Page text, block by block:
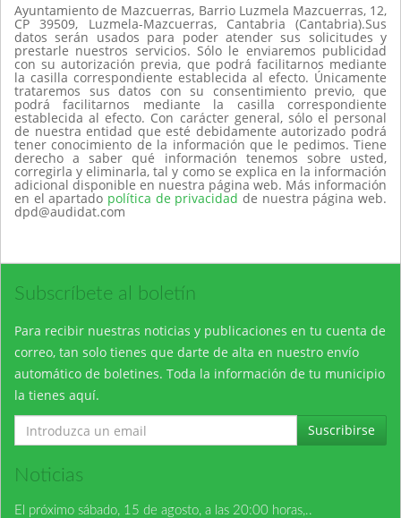
Ayuntamiento de Mazcuerras, Barrio Luzmela Mazcuerras, 12,
CP 39509, Luzmela-Mazcuerras, Cantabria (Cantabria).Sus
datos serán usados para poder atender sus solicitudes y
prestarle nuestros servicios. Sólo le enviaremos publicidad
con su autorización previa, que podrá facilitarnos mediante
la casilla correspondiente establecida al efecto. Únicamente
trataremos sus datos con su consentimiento previo, que
podrá facilitarnos mediante la casilla correspondiente
establecida al efecto. Con carácter general, sólo el personal
de nuestra entidad que esté debidamente autorizado podrá
tener conocimiento de la información que le pedimos. Tiene
derecho a saber qué información tenemos sobre usted,
corregirla y eliminarla, tal y como se explica en la información
adicional disponible en nuestra página web. Más información
en el apartado política de privacidad de nuestra página web.
dpd@audidat.com
Subscríbete al boletín
Para recibir nuestras noticias y publicaciones en tu cuenta de
correo, tan solo tienes que darte de alta en nuestro envío
automático de boletines. Toda la información de tu municipio
la tienes aquí.
Suscribirse
Noticias
El próximo sábado, 15 de agosto, a las 20:00 horas,..